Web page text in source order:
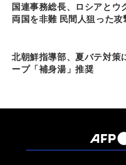
国連事務総長、ロシアとウ
両国を非難 民間人狙った攻
北朝鮮指導部、夏バテ対策
ープ「補身湯」推奨